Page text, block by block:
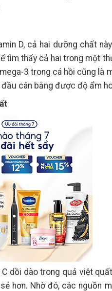
D, cả hai dưỡng chất
tìm thấy cả hai trong một
3 trong cá hồi cũng là
cân bằng được độ ẩm
C dồi dào trong quả việt
hơn. Nhờ đó, các nguồn